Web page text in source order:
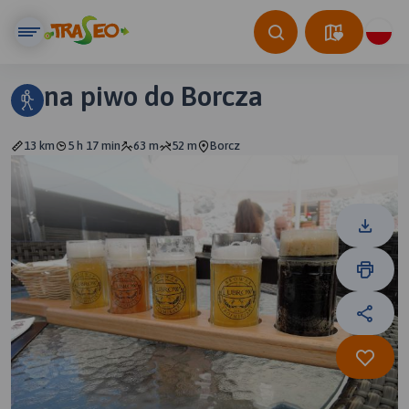
na piwo do Borcza
13 km 5 h 17 min 63 m 52 m Borcz